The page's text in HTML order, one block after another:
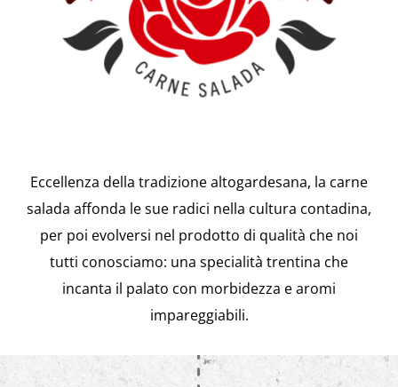
Eccellenza della tradizione altogardesana, la carne
salada affonda le sue radici nella cultura contadina,
per poi evolversi nel prodotto di qualità che noi
tutti conosciamo: una specialità trentina che
incanta il palato con morbidezza e aromi
impareggiabili.